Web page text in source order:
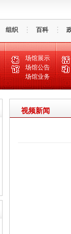
组织 百科
场馆展示
场馆公告
场馆业务
视频新闻